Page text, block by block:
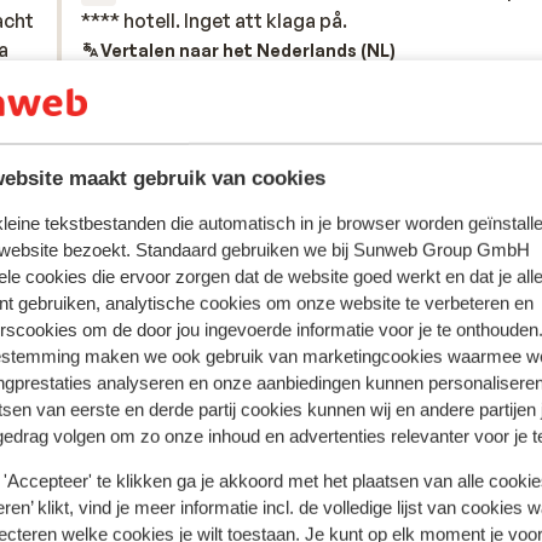
maakt gebruik van cookies
tekstbestanden die automatisch in je browser worden
bezoekt. Standaard gebruiken we bij Sunweb Group GmbH
cookies die ervoor zorgen dat de website goed werkt en dat je
gebruiken, analytische cookies om onze website te verbeteren en
om de door jou ingevoerde informatie voor je te
maken we ook gebruik van marketingcookies waarmee
analyseren en onze aanbiedingen kunnen
van eerste en derde partij cookies kunnen wij en andere partijen
volgen om zo onze inhoud en advertenties relevanter voor je
'Accepteer' te klikken ga je akkoord met het plaatsen van alle
klikt, vind je meer informatie incl. de volledige lijst van cookies
welke cookies je wilt toestaan. Je kunt op elk moment je
Ciudad de Córdoba, Hotel Córdoba
hebben hier hun sporen
van Unesco. In het oude centrum
Torre de la Calahorra, de Romaanse
Dag 6: Córdoba – Sevilla, circa
Maak kennis met het prachtige Sevilla
stad te bieden heeft. In Sevilla
Macarena of een vergelijkbaar
stad Sevilla Deze dag staat volledig in
van Andalusië. Bezoek de magische
Plaza de España, breng een bezoek
kennis met de Spaanse
– Jerez de la Frontera, circa 92 km,
bekende, maar erg interessante Spaanse
Frontera, waar je één nacht verblijft in
Jerez de la Frontera wordt ook wel
paardendressuur en de vurige
die zich in het hart van de stad
**** hotell. Inget att klaga på.
**** hotell. Inget att klaga på.
Vertalen naar het Nederlands (NL)